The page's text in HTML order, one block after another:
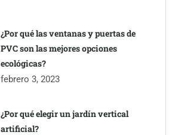
¿Por qué las ventanas y puertas de
PVC son las mejores opciones
ecológicas?
febrero 3, 2023
¿Por qué elegir un jardín vertical
artificial?